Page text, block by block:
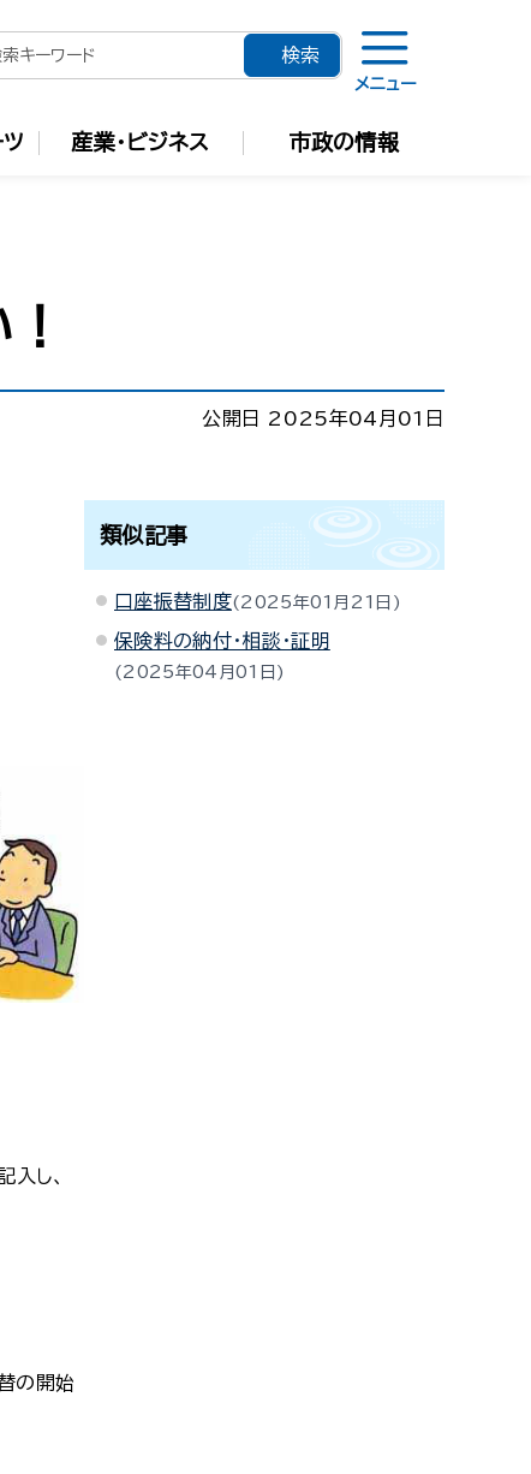
メニュー
産業・ビジネス 市政の情報
公開日 2025年04月01日
し、
の開始
類似記事
口座振替制度 2025年01月21日
保険料の納付・相談・証明
2025年04月01日